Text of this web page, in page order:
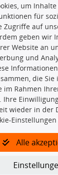
insbesondere die
oder die
TecDoc zu
durch Dritte
unseren
um
für
Zugriffe auf
geben wir
Website an
und
die
im Rahmen
Ihre
wieder in der
Alle